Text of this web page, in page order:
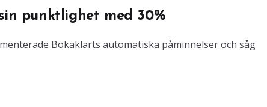
punktlighet med 30%
Bokaklarts automatiska påminnelser och såg